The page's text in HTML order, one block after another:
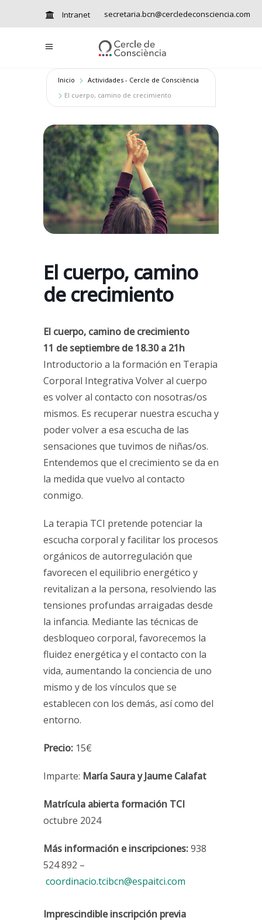
Intranet secretaria.bcn@cercledeconsciencia.com
Inicio
Actividades - Cercle de Consciència
El cuerpo, camino de crecimiento
El cuerpo, camino
de crecimiento
El cuerpo, camino de crecimiento
11 de septiembre de 18.30 a 21h
Introductorio a la formación en Terapia
Corporal Integrativa Volver al cuerpo
es volver al contacto con nosotras/os
mismos. Es recuperar nuestra escucha y
poder volver a esa escucha de las
sensaciones que tuvimos de niñas/os.
Entendemos que el crecimiento se da en
la medida que vuelvo al contacto
conmigo.
La terapia TCI pretende potenciar la
escucha corporal y facilitar los procesos
orgánicos de autorregulación que
favorecen el equilibrio energético y
revitalizan a la persona, resolviendo las
tensiones profundas arraigadas desde
la infancia. Mediante las técnicas de
desbloqueo corporal, favorecemos la
fluidez energética y el contacto con la
vida, aumentando la conciencia de uno
mismo y de los vínculos que se
establecen con los demás, así como del
entorno.
Precio: 15€
Imparte: María Saura y Jaume Calafat
Matrícula abierta formación TCI
octubre 2024
Más información e inscripciones:938
524 892 –
coordinacio.tcibcn@espaitci.com
Imprescindible inscripción previa